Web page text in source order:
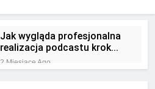
Jak wygląda profesjonalna
realizacja podcastu krok
po kroku?
2 Miesiące Ago